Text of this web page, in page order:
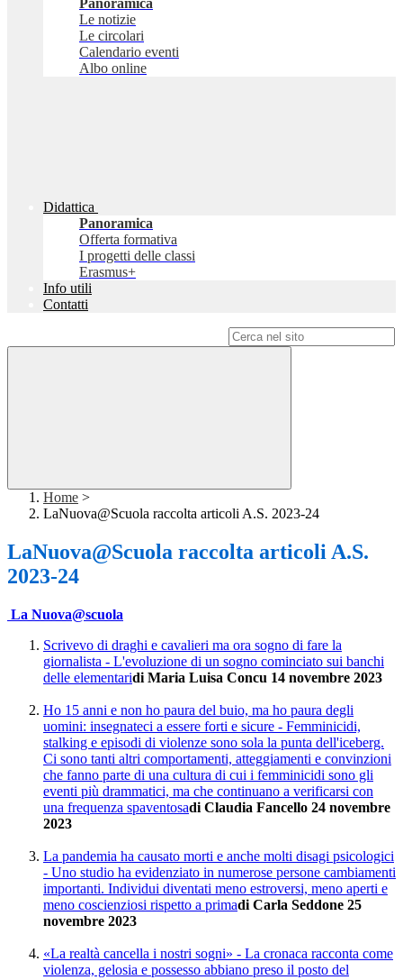
Panoramica
Le notizie
Le circolari
Calendario eventi
Albo online
Didattica
Panoramica
Offerta formativa
I progetti delle classi
Erasmus+
Info utili
Contatti
Home >
LaNuova@Scuola raccolta articoli A.S. 2023-24
LaNuova@Scuola raccolta articoli A.S.
2023-24
La Nuova@scuola
Scrivevo di draghi e cavalieri ma ora sogno di fare la
giornalista - L'evoluzione di un sogno cominciato sui banchi
delle elementaridi Maria Luisa Concu 14 novembre 2023
Ho 15 anni e non ho paura del buio, ma ho paura degli
uomini: insegnateci a essere forti e sicure - Femminicidi,
stalking e episodi di violenze sono sola la punta dell'iceberg.
Ci sono tanti altri comportamenti, atteggiamenti e convinzioni
che fanno parte di una cultura di cui i femminicidi sono gli
eventi più drammatici, ma che continuano a verificarsi con
una frequenza spaventosadi Claudia Fancello 24 novembre
2023
La pandemia ha causato morti e anche molti disagi psicologici
- Uno studio ha evidenziato in numerose persone cambiamenti
importanti. Individui diventati meno estroversi, meno aperti e
meno coscienziosi rispetto a primadi Carla Seddone 25
novembre 2023
«La realtà cancella i nostri sogni» - La cronaca racconta come
violenza, gelosia e possesso abbiano preso il posto del